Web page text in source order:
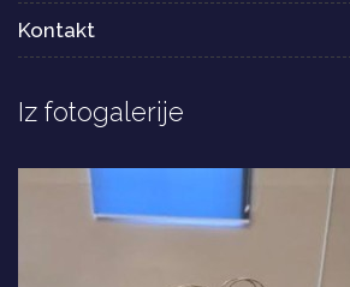
Kontakt
Iz fotogalerije